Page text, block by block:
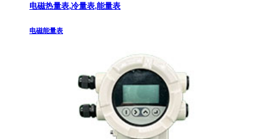
电磁热量表,冷量表,能量表
电磁能量表